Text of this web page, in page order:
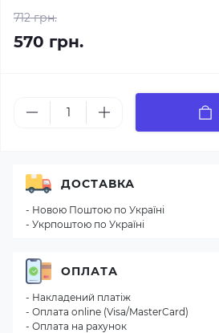
712 грн.
570 грн.
ДОСТАВКА
- Новою Поштою по Україні
- Укрпоштою по Україні
ОПЛАТА
- Накладений платіж
- Оплата online (Visa/MasterCard)
- Оплата на рахунок